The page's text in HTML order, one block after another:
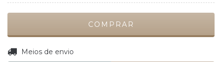
Entregas para o CEP:
Meios de envio